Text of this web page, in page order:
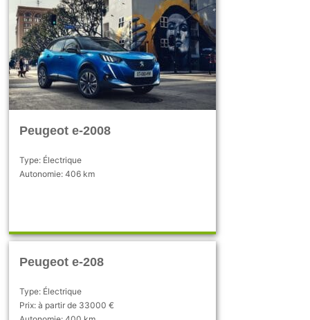
Peugeot e-2008
Type: Électrique
Autonomie: 406 km
Peugeot e-208
Type: Électrique
Prix: à partir de 33000 €